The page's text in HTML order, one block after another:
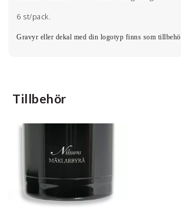
6 st/pack.
Gravyr eller dekal med din logotyp finns som
Tillbehör